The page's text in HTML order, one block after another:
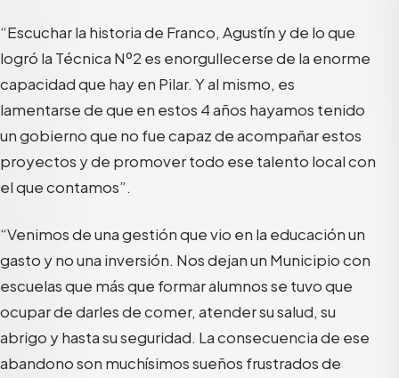
“Escuchar la historia de Franco, Agustín y de lo que
logró la Técnica Nº2 es enorgullecerse de la enorme
capacidad que hay en Pilar. Y al mismo, es
lamentarse de que en estos 4 años hayamos tenido
un gobierno que no fue capaz de acompañar estos
proyectos y de promover todo ese talento local con
el que contamos”.
“Venimos de una gestión que vio en la educación un
gasto y no una inversión. Nos dejan un Municipio con
escuelas que más que formar alumnos se tuvo que
ocupar de darles de comer, atender su salud, su
abrigo y hasta su seguridad. La consecuencia de ese
abandono son muchísimos sueños frustrados de